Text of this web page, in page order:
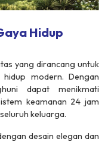
Hidup
yang dirancang untuk
modern. Dengan
dapat menikmati
keamanan 24 jam
keluarga.
desain elegan dan